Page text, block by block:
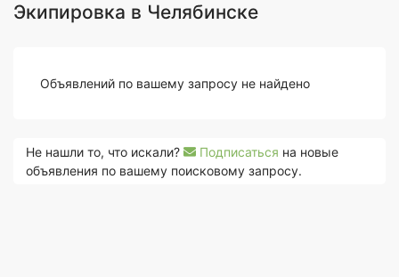
Экипировка в Челябинске
Объявлений по вашему запросу не найдено
Не нашли то, что искали? Подписаться на новые
объявления по вашему поисковому запросу.